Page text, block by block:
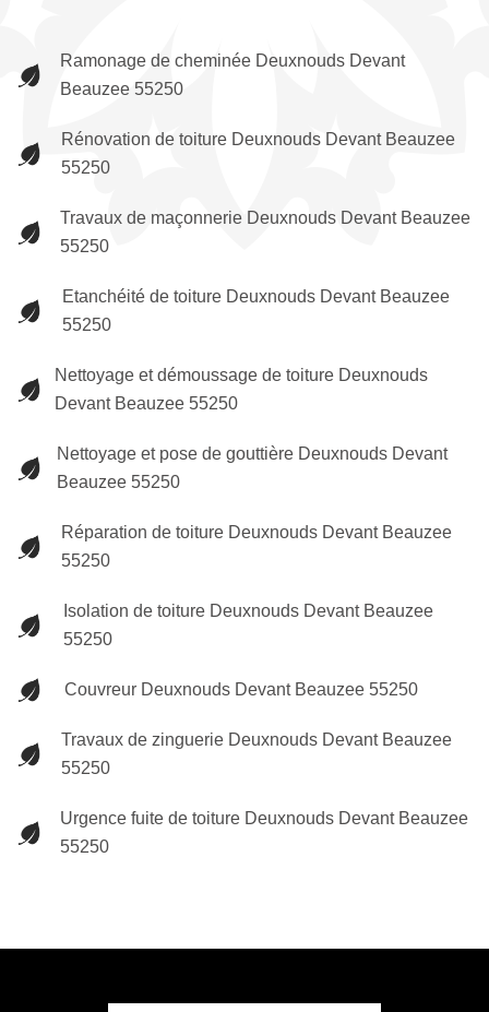
Ramonage de cheminée Deuxnouds Devant
Beauzee 55250
Rénovation de toiture Deuxnouds Devant Beauzee
55250
Travaux de maçonnerie Deuxnouds Devant Beauzee
55250
Etanchéité de toiture Deuxnouds Devant Beauzee
55250
Nettoyage et démoussage de toiture Deuxnouds
Devant Beauzee 55250
Nettoyage et pose de gouttière Deuxnouds Devant
Beauzee 55250
Réparation de toiture Deuxnouds Devant Beauzee
55250
Isolation de toiture Deuxnouds Devant Beauzee
55250
Couvreur Deuxnouds Devant Beauzee 55250
Travaux de zinguerie Deuxnouds Devant Beauzee
55250
Urgence fuite de toiture Deuxnouds Devant Beauzee
55250